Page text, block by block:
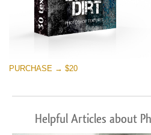
PURCHASE → $20
Helpful Articles about